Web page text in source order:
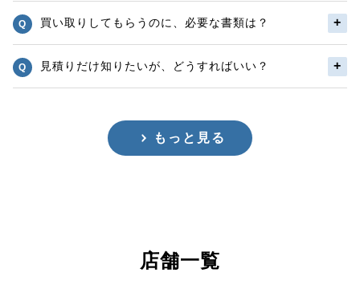
買い取りしてもらうのに、必要な書類は？
見積りだけ知りたいが、どうすればいい？
もっと見る
店舗一覧